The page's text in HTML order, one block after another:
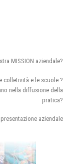
MISSION aziendale?
colletività e le scuole ?
nella diffusione della
pratica?
aziendale